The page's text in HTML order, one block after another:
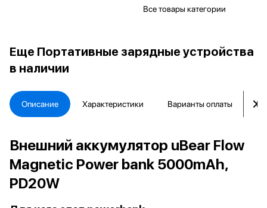
Все товары категории
Еще Портативные зарядные устройства
в наличии
Описание Характеристики Варианты оплаты
Внешний аккумулятор uBear Flow
Magnetic Power bank 5000mAh,
PD20W